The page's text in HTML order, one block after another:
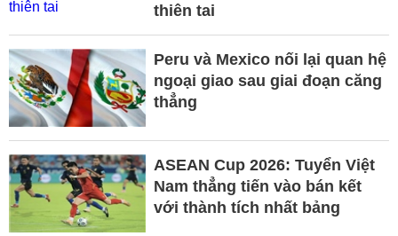
thiên tai
Peru và Mexico nối lại quan hệ
ngoại giao sau giai đoạn căng
thẳng
ASEAN Cup 2026: Tuyển Việt
Nam thẳng tiến vào bán kết
với thành tích nhất bảng